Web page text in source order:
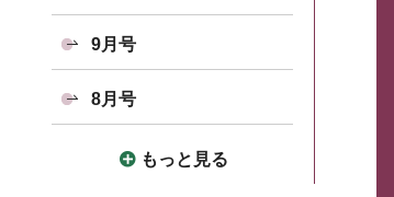
9月号
8月号
もっと見る